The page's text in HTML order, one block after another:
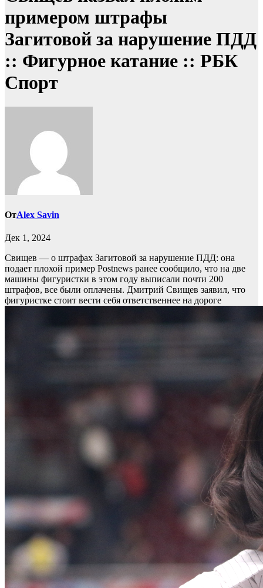
примером штрафы
Загитовой за нарушение ПДД
:: Фигурное катание :: РБК
Спорт
ОтAlex Savin
Дек 1, 2024
Свищев — о штрафах Загитовой за нарушение ПДД: она
подает плохой пример Postnews ранее сообщило, что на две
машины фигуристки в этом году выписали почти 200
штрафов, все были оплачены. Дмитрий Свищев заявил, что
фигуристке стоит вести себя ответственнее на дороге